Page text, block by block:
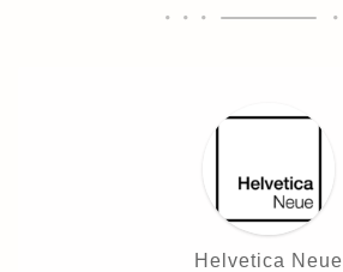
Helvetica Neue